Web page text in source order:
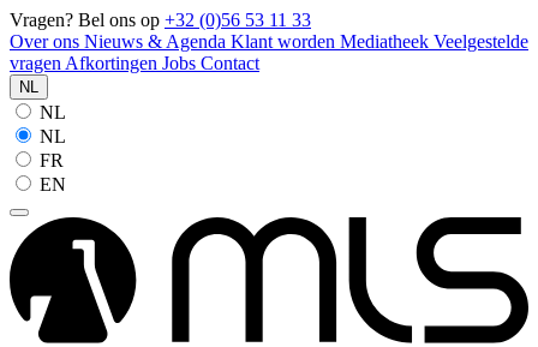
Vragen? Bel ons op +32 (0)56 53 11 33
Over ons Nieuws & Agenda Klant worden Mediatheek Veelgestelde
vragen Afkortingen Jobs Contact
NL
NL
NL
FR
EN